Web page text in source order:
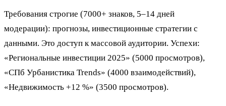
Требования строгие (7000+ знаков, 5–14 дней
модерации): прогнозы, инвестиционные стратегии с
данными. Это доступ к массовой аудитории. Успехи:
«Региональные инвестиции 2025» (5000 просмотров),
«СПб Урбанистика Trends» (4000 взаимодействий),
«Недвижимость +12 %» (3500 просмотров).